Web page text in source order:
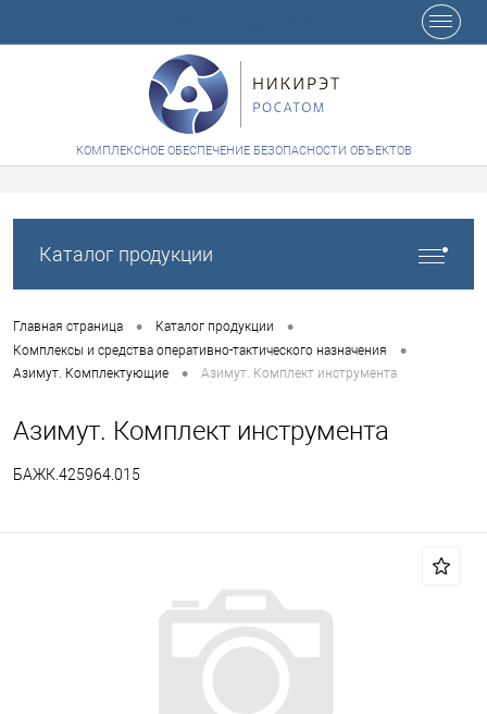
КОМПЛЕКСНОЕ ОБЕСПЕЧЕНИЕ БЕЗОПАСНОСТИ ОБЪЕКТОВ
Каталог продукции
Главная страница • Каталог продукции •
Комплексы и средства оперативно-тактического назначения •
Азимут. Комплектующие • Азимут. Комплект инструмента
Азимут. Комплект инструмента
БАЖК.425964.015